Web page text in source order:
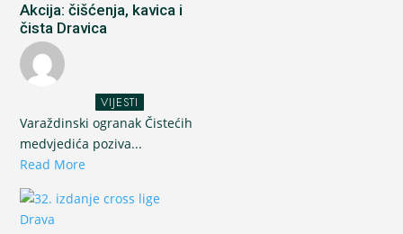
Akcija: čišćenja, kavica i
čista Dravica
VIJESTI
Varaždinski ogranak Čistećih
medvjedića poziva...
Read More